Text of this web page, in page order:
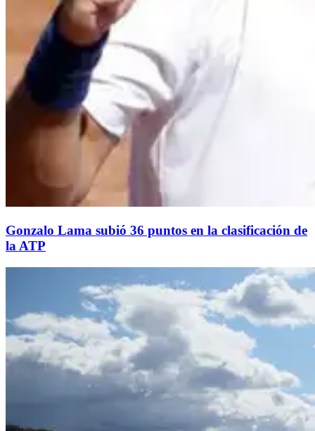
Gonzalo Lama subió 36 puntos en la clasificación de
la ATP